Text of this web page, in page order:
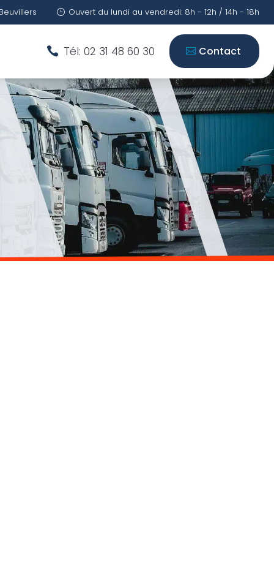
} Ouvert du lundi au vendredi: 8h - 12h / 14h - 18h
 Tél: 02 31 48 60 30 Contact